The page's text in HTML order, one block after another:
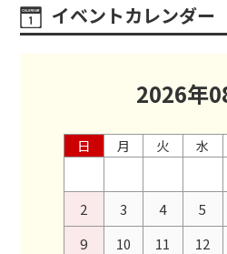
イベントカレンダー
2026年
日 月 火 水
2
3 4 5
9
10 11 12